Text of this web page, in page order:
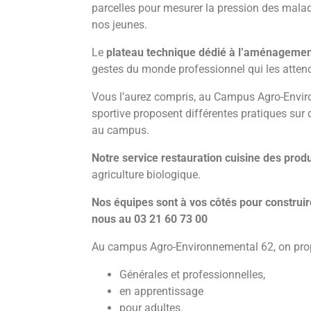
parcelles pour mesurer la pression des
nos jeunes.
Le plateau technique dédié à
gestes du monde professionnel qui les
Vous l’aurez compris, au Campus Agro-
sportive proposent différentes pratiques sur
au campus.
Notre service restauration cuisine des
agriculture biologique.
Nos équipes sont à vos côtés pour
nous au 03 21 60 73 00
Au campus Agro-Environnemental 62, on
Générales et professionnelles,
en apprentissage
pour adultes.